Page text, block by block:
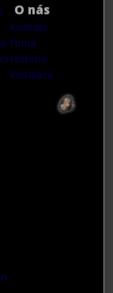
O nás
Kontakt
Firma
Historie
Instalace